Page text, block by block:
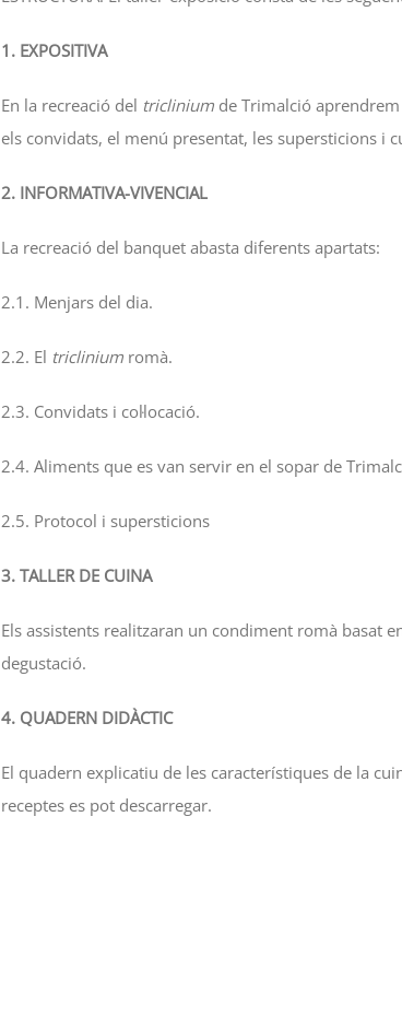
1. EXPOSITIVA
En la recreació del tricliniumde Trimalció aprendrem
els convidats, el menú presentat, les supersticions i
2. INFORMATIVA-VIVENCIAL
La recreació del banquet abasta diferents apartats:
2.1. Menjars del dia.
2.2. El tricliniumromà.
2.3. Convidats i col·locació.
2.4. Aliments que es van servir en el sopar de
2.5. Protocol i supersticions
3. TALLER DE CUINA
Els assistents realitzaran un condiment romà basat
degustació.
4. QUADERN DIDÀCTIC
El quadern explicatiu de les característiques de la
receptes es pot descarregar.